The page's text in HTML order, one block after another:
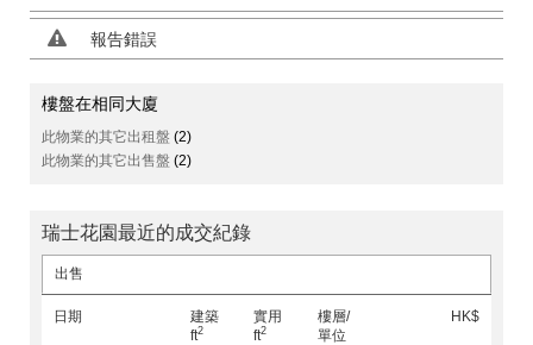
報告錯誤
樓盤在相同大廈
此物業的其它出租盤 (2)
此物業的其它出售盤 (2)
瑞士花園最近的成交紀錄
出售
日期
建築
ft2
實用
ft2
樓層/
單位
HK$